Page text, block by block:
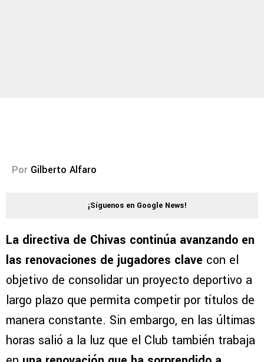
Por Gilberto Alfaro
¡Síguenos en Google News!
La directiva de Chivas continúa avanzando en
las renovaciones de jugadores clave con el
objetivo de consolidar un proyecto deportivo a
largo plazo que permita competir por títulos de
manera constante. Sin embargo, en las últimas
horas salió a la luz que el Club también trabaja